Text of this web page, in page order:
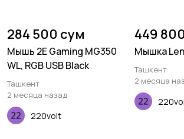
284 500 сум
Мышь 2E Gaming MG350
WL, RGB USB Black
Ташкент
2 месяца назад
220volt
449
Мышка
Ташкент
2 месяца